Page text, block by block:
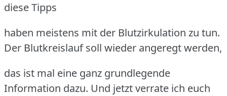
diese Tipps
haben meistens mit der Blutzirkulation zu tun.
Der Blutkreislauf soll wieder angeregt werden,
das ist mal eine ganz grundlegende
Information dazu. Und jetzt verrate ich euch